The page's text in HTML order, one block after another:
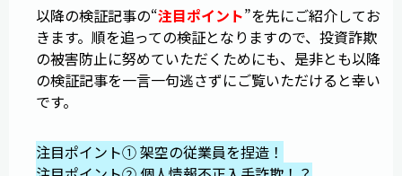
以降の検証記事の“注目ポイント”を先にご紹介してお
きます。順を追っての検証となりますので、投資詐欺
の被害防止に努めていただくためにも、是非とも以降
の検証記事を一言一句逃さずにご覧いただけると幸い
です。
注目ポイント① 架空の従業員を捏造！